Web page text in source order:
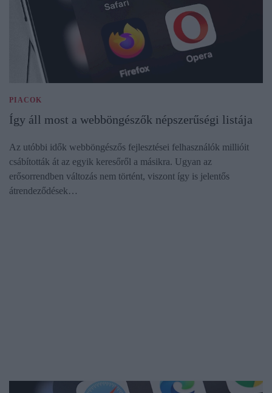
PIACOK
Így áll most a webböngészők népszerűségi listája
Az utóbbi idők webböngészős fejlesztései felhasználók millióit
csábították át az egyik keresőről a másikra. Ugyan az
erősorrendben változás nem történt, viszont így is jelentős
átrendeződések…